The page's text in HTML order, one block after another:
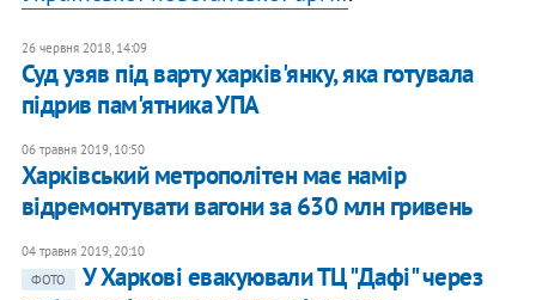
26 червня 2018, 14:09
Суд узяв під варту харків'янку, яка готувала
підрив пам'ятника УПА
06 травня 2019, 10:50
Харківський метрополітен має намір
відремонтувати вагони за 630 млн гривень
04 травня 2019, 20:10
ФОТО
У Харкові евакуювали ТЦ "Дафі" через